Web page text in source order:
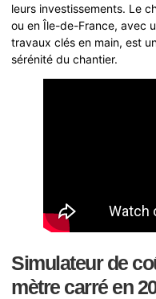
leurs investissements. Le
ou en Île-de-France, avec
travaux clés en main, est
sérénité du chantier.
Simulateur de
mètre carré en